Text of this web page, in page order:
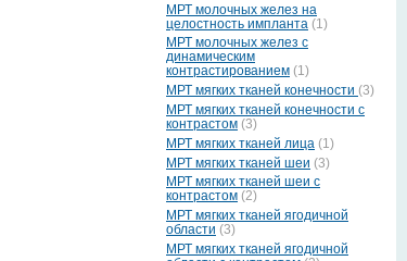
МРТ молочных желез на
целостность импланта (1)
МРТ молочных желез с
динамическим
контрастированием (1)
МРТ мягких тканей конечности (3)
МРТ мягких тканей конечности с
контрастом (3)
МРТ мягких тканей лица (1)
МРТ мягких тканей шеи (3)
МРТ мягких тканей шеи с
контрастом (2)
МРТ мягких тканей ягодичной
области (3)
МРТ мягких тканей ягодичной